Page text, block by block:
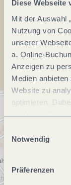
Diese Webseite
Mit der Auswahl
Nutzung von
unserer
a. Online-
Anzeigen zu
Medien
Website zu
optimieren.
der
jederzeit
ablehnen" kann
Notwendig
Präferenzen
Webseite:
Anreise